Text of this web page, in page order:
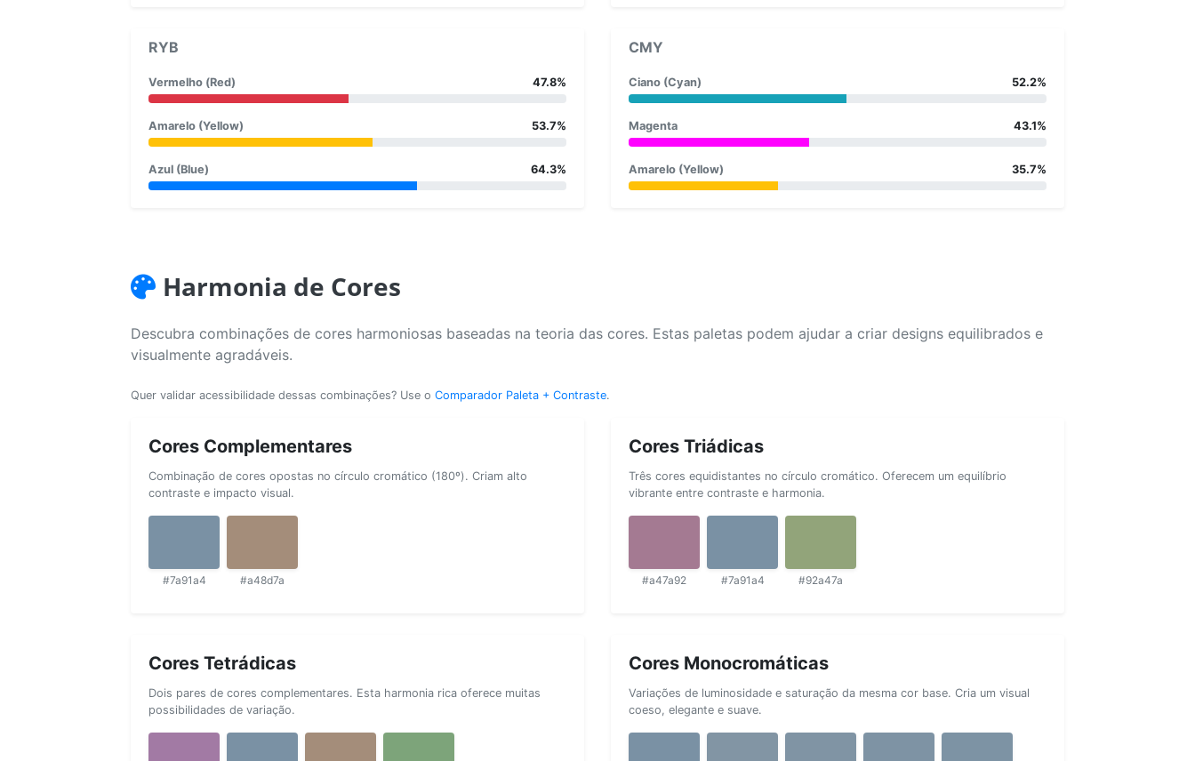
RYB
Vermelho (Red) 47.8%
Amarelo (Yellow) 53.7%
Azul (Blue) 64.3%
CMY
Ciano (Cyan) 52.2%
Magenta 43.1%
Amarelo (Yellow) 35.7%
Harmonia de Cores
Descubra combinações de cores harmoniosas baseadas na teoria das cores. Estas paletas podem ajudar a criar designs equilibrados e
visualmente agradáveis.
Quer validar acessibilidade dessas combinações? Use o Comparador Paleta + Contraste.
Cores Complementares
Combinação de cores opostas no círculo cromático (180º). Criam alto
contraste e impacto visual.
#7a91a4 #a48d7a
Cores Triádicas
Três cores equidistantes no círculo cromático. Oferecem um equilíbrio
vibrante entre contraste e harmonia.
#a47a92 #7a91a4 #92a47a
Cores Tetrádicas
Dois pares de cores complementares. Esta harmonia rica oferece muitas
possibilidades de variação.
Cores Monocromáticas
Variações de luminosidade e saturação da mesma cor base. Cria um visual
coeso, elegante e suave.